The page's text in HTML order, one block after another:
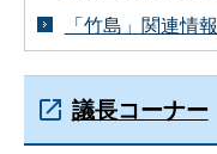
「竹島」関連情報
議長コーナー